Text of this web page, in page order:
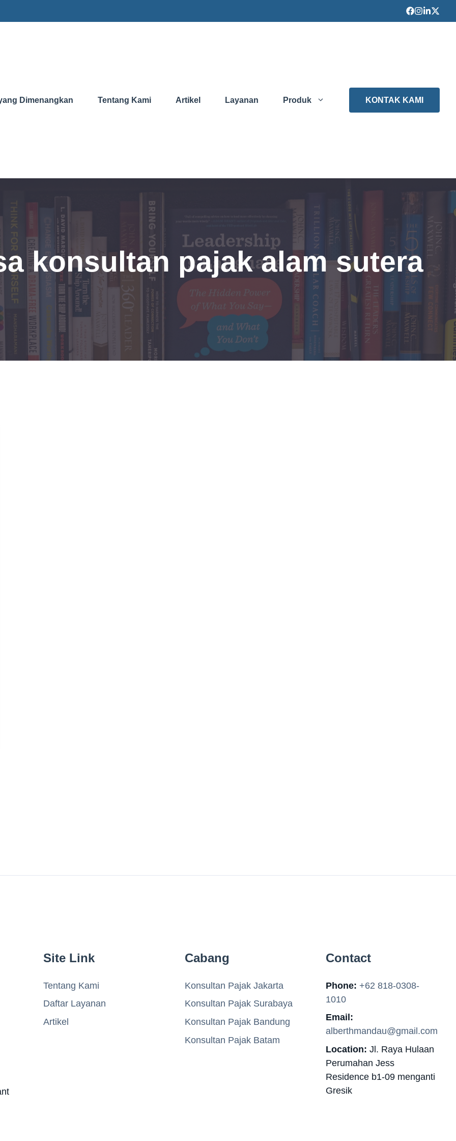
Dimenangkan Tentang Kami Artikel Layanan Produk KONTAK KAMI
konsultan pajak alam sutera
Site Link
Tentang Kami
Daftar Layanan
Artikel
Cabang
Konsultan Pajak Jakarta
Konsultan Pajak Surabaya
Konsultan Pajak Bandung
Konsultan Pajak Batam
Contact
Phone: +62 818-0308-
1010
Email:
alberthmandau@gmail.com
Location: Jl. Raya Hulaan
Perumahan Jess
Residence b1-09 menganti
Gresik